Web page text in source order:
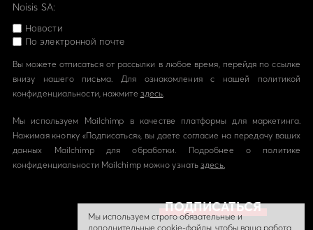
Noisis SA:
Новости
По электронной почте
Вы можете отписаться от рассылки в любое время, перейдя по ссылке
внизу нашего письма. Для ознакомления с нашей политикой
конфиденциальности, нажмите здесь.
Мы используем Mailchimp в качестве платформы для маркетинга.
Нажимая кнопку «Подписаться», вы даете согласие на передачу ваших
данных Mailchimp для обработки. Подробнее о политике
конфиденциальности Mailchimp можно узнатьздесь.
Мы используем строго обязательные и
дополнительные cookie-файлы, чтобы ваша работа